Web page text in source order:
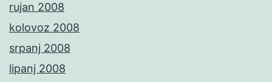
rujan 2008
kolovoz 2008
srpanj 2008
lipanj 2008